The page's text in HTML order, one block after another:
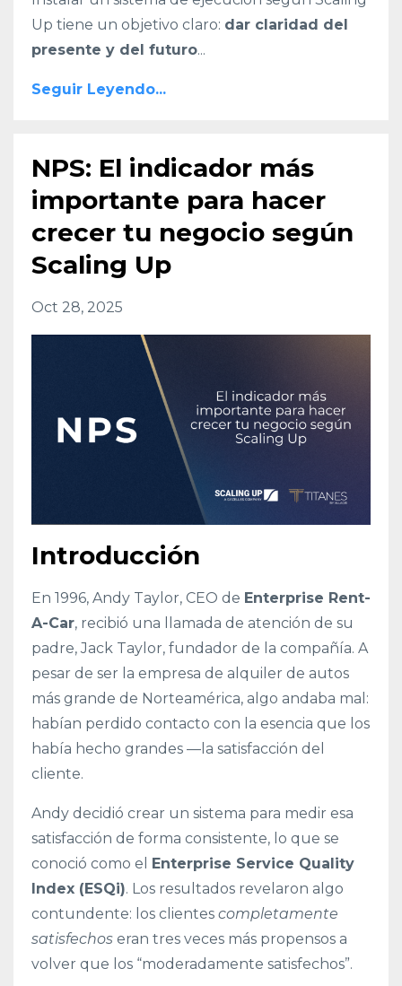
Up tiene un objetivo claro: dar claridad del
presente y del futuro...
Seguir Leyendo...
NPS: El indicador más
importante para hacer
crecer tu negocio según
Scaling Up
Oct 28, 2025
Introducción
En 1996, Andy Taylor, CEO de Enterprise Rent-
A-Car, recibió una llamada de atención de su
padre, Jack Taylor, fundador de la compañía. A
pesar de ser la empresa de alquiler de autos
más grande de Norteamérica, algo andaba mal:
habían perdido contacto con la esencia que los
había hecho grandes —la satisfacción del
cliente.
Andy decidió crear un sistema para medir esa
satisfacción de forma consistente, lo que se
conoció como el
Enterprise Service Quality
Index (ESQi). Los resultados revelaron algo
contundente: los clientes completamente
satisfechos eran tres veces más propensos a
volver que los “moderadamente satisfechos”.